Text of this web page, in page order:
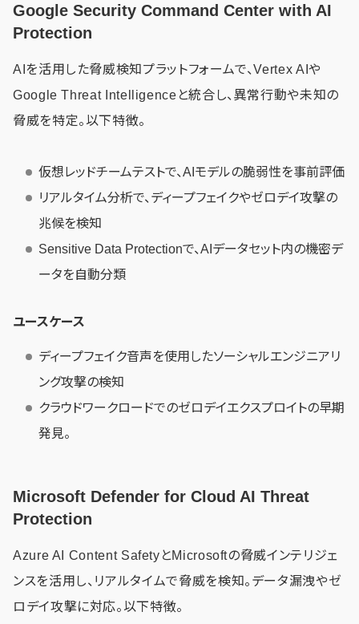
Google Security Command Center with AI
Protection
AIを活用した脅威検知プラットフォームで、Vertex AIや
Google Threat Intelligenceと統合し、異常行動や未知の
脅威を特定。以下特徴。
仮想レッドチームテストで、AIモデルの脆弱性を事前評価
リアルタイム分析で、ディープフェイクやゼロデイ攻撃の
兆候を検知
Sensitive Data Protectionで、AIデータセット内の機密デ
ータを自動分類
ユースケース
ディープフェイク音声を使用したソーシャルエンジニアリ
ング攻撃の検知
クラウドワークロードでのゼロデイエクスプロイトの早期
発見。
Microsoft Defender for Cloud AI Threat
Protection
Azure AI Content SafetyとMicrosoftの脅威インテリジェ
ンスを活用し、リアルタイムで脅威を検知。データ漏洩やゼ
ロデイ攻撃に対応。以下特徴。